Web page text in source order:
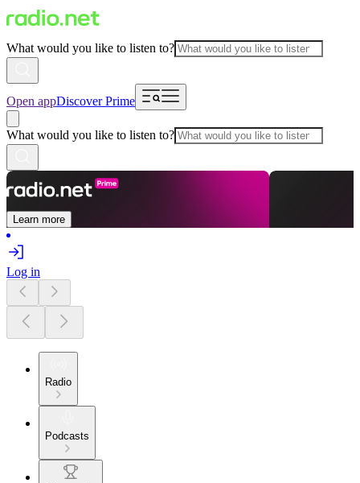
What would you like to listen to?
Open appDiscover Prime
What would you like to listen to?
Learn more
Log in
Radio
Podcasts